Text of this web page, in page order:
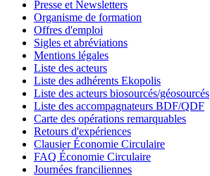
Presse et Newsletters
Organisme de formation
Offres d'emploi
Sigles et abréviations
Mentions légales
Liste des acteurs
Liste des adhérents Ekopolis
Liste des acteurs biosourcés/géosourcés
Liste des accompagnateurs BDF/QDF
Carte des opérations remarquables
Retours d'expériences
Clausier Économie Circulaire
FAQ Économie Circulaire
Journées franciliennes